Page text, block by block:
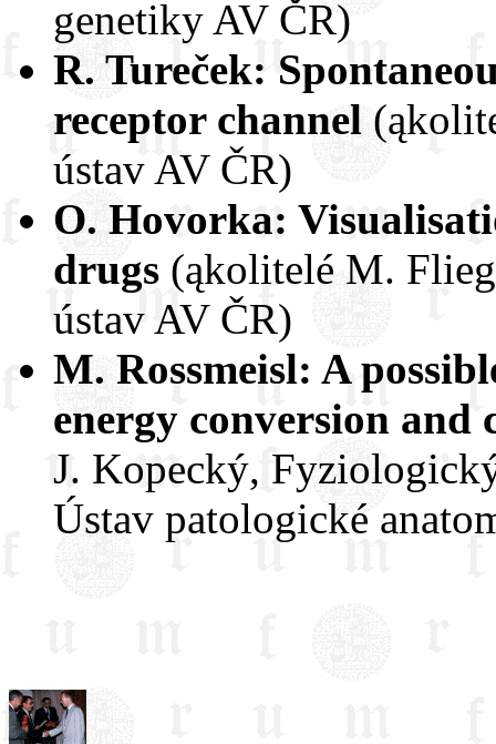
genetiky AV ČR)
R. Tureček:
receptor channel
ústav AV ČR)
O. Hovorka:
drugs (ąkolitelé M.
ústav AV ČR)
M. Rossmeisl: A
energy conversion
J. Kopecký,
Ústav patologické